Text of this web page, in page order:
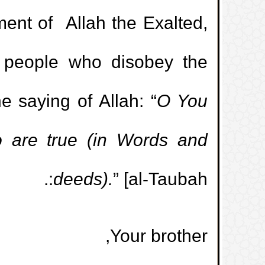
of Allah the Exalted,
who disobey the
saying of Allah: “O You
true (in Words and
deeds).” [al-Taubah:.
Your brother,
1.
mit mir geschlafen. Muss ich
Fasten?
3.
beim freiwilligen Fasten zu tun hat
4.
ausgeschieden, muss ich
5.
dem Ende des Monats verstorben.